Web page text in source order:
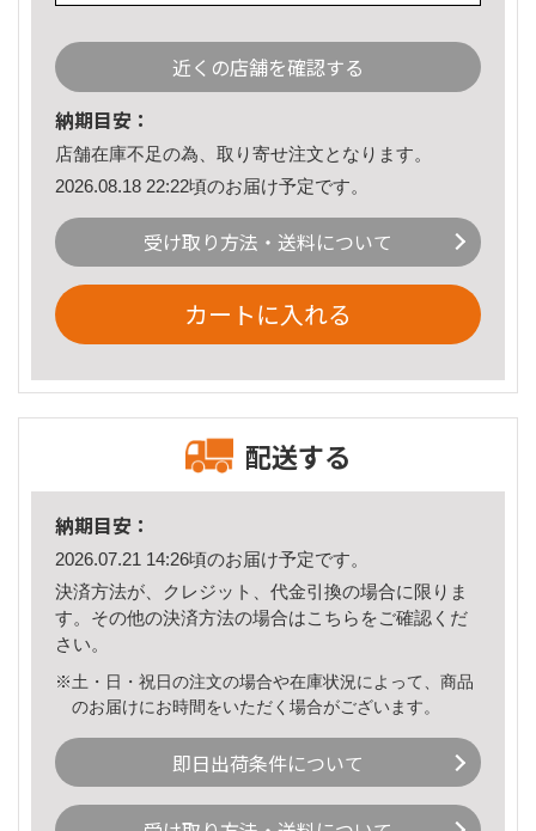
近くの店舗を確認する
納期目安：
店舗在庫不足の為、取り寄せ注文となります。
2026.08.18 22:22頃のお届け予定です。
受け取り方法・送料について
カートに入れる
配送する
納期目安：
2026.07.21 14:26頃のお届け予定です。
決済方法が、クレジット、代金引換の場合に限りま
す。その他の決済方法の場合はこちら をご確認くだ
さい。
※土・日・祝日の注文の場合や在庫状況によって、商品
のお届けにお時間をいただく場合がございます。
即日出荷条件について